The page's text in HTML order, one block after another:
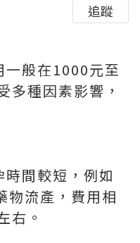
追蹤
一般在1000元至
多種因素影響，
間較短，例如
物流產，費用相
右。